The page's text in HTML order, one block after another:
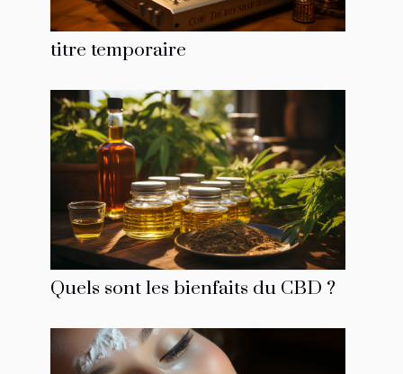
titre temporaire
Quels sont les bienfaits du CBD ?